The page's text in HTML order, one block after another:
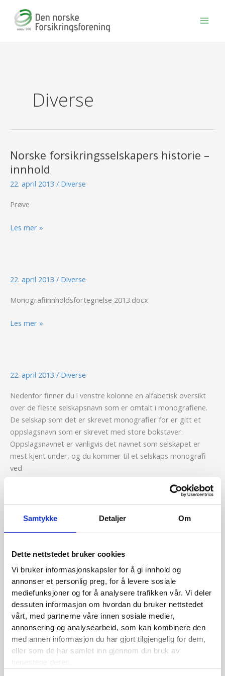
Samtykke Detaljer Om
Dette nettstedet bruker cookies
Vi bruker informasjonskapsler for å gi innhold og
annonser et personlig preg, for å levere sosiale
mediefunksjoner og for å analysere trafikken vår. Vi deler
dessuten informasjon om hvordan du bruker nettstedet
vårt, med partnerne våre innen sosiale medier,
annonsering og analysearbeid, som kan kombinere den
med annen informasjon du har gjort tilgjengelig for dem,
eller som de har samlet inn gjennom din bruk av
Diverse
Norske forsikringsselskapers historie –
innhold
22. april 2013 / Diverse
Prøve
Norske
forsikringsselskapers
–
innhold
Les mer »
22. april 2013 / Diverse
Monografiinnholdsfortegnelse 2013.docx
Les mer »
22. april 2013 / Diverse
Nedenfor finner du i venstre kolonne en alfabetisk oversikt
over de fleste selskapsnavn som er omtalt i monografiene.
De selskap som det er skrevet monografier for er gitt et
oppslagsnavn som er skrevet med store bokstaver.
Oppslagsnavnet er vanligvis det navnet som selskapet er
mest kjent under, og du kommer til et selskaps monografi
ved
22. februar 2013/ Diverse
Du kan nå følge Den norske Forsikringsforening på Twitter.
Klikk på lenken under «Kontaktinformasjon» nedenfor!
på
Twitter
Les mer »